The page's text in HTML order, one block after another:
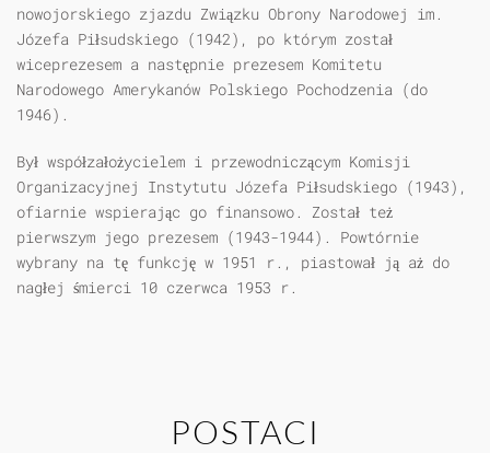
nowojorskiego zjazdu Związku Obrony Narodowej im.
Józefa Piłsudskiego (1942), po którym został
wiceprezesem a następnie prezesem Komitetu
Narodowego Amerykanów Polskiego Pochodzenia (do
1946).
Był współzałożycielem i przewodniczącym Komisji
Organizacyjnej Instytutu Józefa Piłsudskiego (1943),
ofiarnie wspierając go finansowo. Został też
pierwszym jego prezesem (1943-1944). Powtórnie
wybrany na tę funkcję w 1951 r., piastował ją aż do
nagłej śmierci 10 czerwca 1953 r.
POSTACI